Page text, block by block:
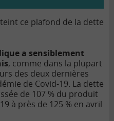
ce plafond de la dette
a sensiblement
, comme dans la plupart
des deux dernières
de Covid-19. La dette
de 107 % du produit
à près de 125 % en avril